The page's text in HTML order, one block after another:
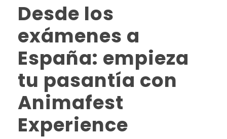
Desde los
exámenes a
España: empieza
tu pasantía con
Animafest
Experience